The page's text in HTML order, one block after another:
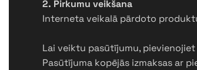
2. Pirkumu veikšana
Interneta veikalā pārdoto
Lai veiktu pasūtījumu,
Pasūtījuma kopējās izmaksas ar